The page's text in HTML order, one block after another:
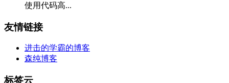
使用代码高...
友情链接
进击的学霸的博客
森纯博客
标签云